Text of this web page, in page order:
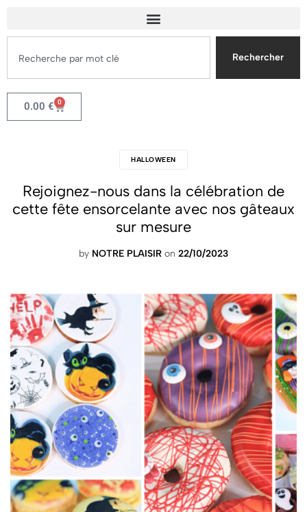
Rechercher
0.00 € 0
HALLOWEEN
Rejoignez-nous dans la célébration de
cette fête ensorcelante avec nos gâteaux
sur mesure
by NOTRE PLAISIR on 22/10/2023